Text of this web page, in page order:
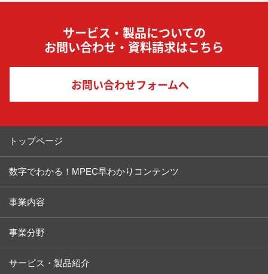
サービス・製品についての
お問い合わせ・資料請求はこちら
お問い合わせフォームへ
トップページ
数字でわかる！MPEC早わかりコンテンツ
事業内容
事業分野
サービス・製品紹介